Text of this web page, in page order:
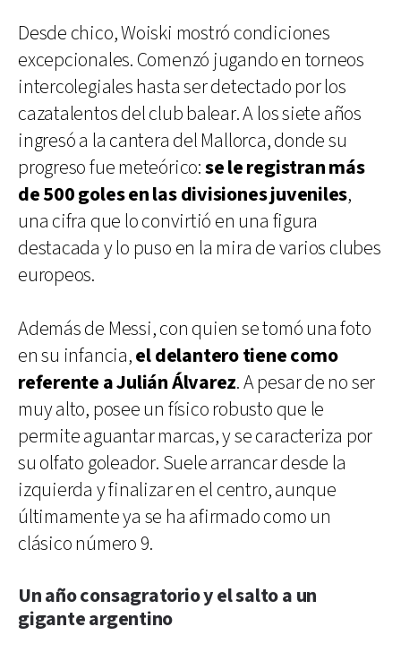
Desde chico, Woiski mostró condiciones
excepcionales. Comenzó jugando en torneos
intercolegiales hasta ser detectado por los
cazatalentos del club balear. A los siete años
ingresó a la cantera del Mallorca, donde su
progreso fue meteórico:se le registran más
de 500 goles en las divisiones juveniles,
una cifra que lo convirtió en una figura
destacada y lo puso en la mira de varios clubes
europeos.
Además de Messi, con quien se tomó una foto
en su infancia,el delantero tiene como
referente a Julián Álvarez. A pesar de no ser
muy alto, posee un físico robusto que le
permite aguantar marcas, y se caracteriza por
su olfato goleador. Suele arrancar desde la
izquierda y finalizar en el centro, aunque
últimamente ya se ha afirmado como un
clásico número 9.
Un año consagratorio y el salto a un
gigante argentino